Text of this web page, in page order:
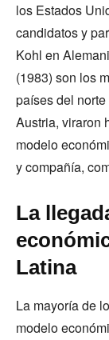
los Estados
candidatos y
Kohl en
(1983) son los
países del
Austria, viraron
modelo
y compañía,
La
Latina
La mayoría de
modelo